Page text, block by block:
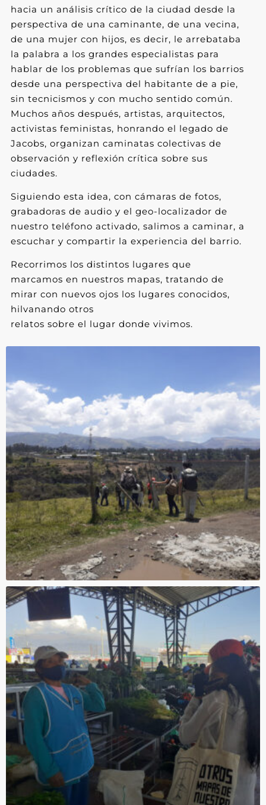
hacia un análisis crítico de la ciudad desde la
perspectiva de una caminante, de una vecina,
de una mujer con hijos, es decir, le arrebataba
la palabra a los grandes especialistas para
hablar de los problemas que sufrían los barrios
desde una perspectiva del habitante de a pie,
sin tecnicismos y con mucho sentido común.
Muchos años después, artistas, arquitectos,
activistas feministas, honrando el legado de
Jacobs, organizan caminatas colectivas de
observación y reflexión crítica sobre sus
ciudades.
Siguiendo esta idea, con cámaras de fotos,
grabadoras de audio y el geo-localizador de
nuestro teléfono activado, salimos a caminar, a
escuchar y compartir la experiencia del barrio.
Recorrimos los distintos lugares que
marcamos en nuestros mapas, tratando de
mirar con nuevos ojos los lugares conocidos,
hilvanando otros
relatos sobre el lugar donde vivimos.